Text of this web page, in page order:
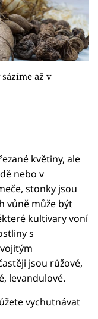
až v
květiny, ale
nebo v
stonky jsou
vůně může být
kultivary voní
s
jsou růžové,
levandulové.
vychutnávat